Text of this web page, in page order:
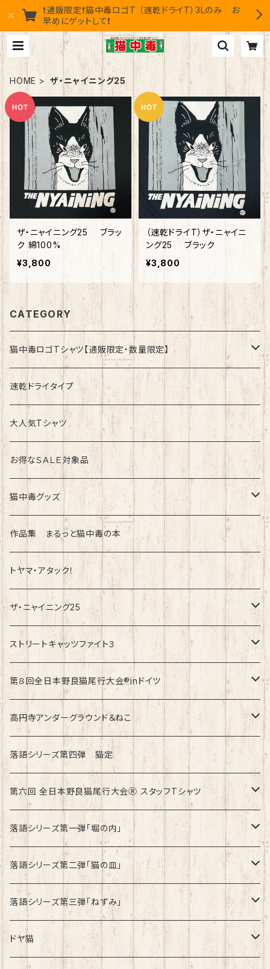
❗通販限定❗猫中毒ロゴT （速乾ドライT）3Lのみ お
早めにゲットして❗
HOME ザ・ニャイニング25
ザ・ニャイニング25 ブラッ
ク 綿100%
¥3,800
（速乾ドライT）ザ・ニャイニ
ング25 ブラック
¥3,800
CATEGORY
猫中毒ロゴTシャツ【通販限定・数量限定】
速乾ドライタイプ
綿100%ノーマルタイプ
速乾ドライタイプ
大人気Tシャツ
お得なＳＡＬＥ対象品
猫中毒グッズ
ラバーバンド（ブレスレット・リストバンド）
作品集 まるっと猫中毒の本
トヤマ・アタック！
ザ・ニャイニング25
速乾ドライタイプ
綿100%ノーマルタイプ
ストリートキャッツファイト３
速乾ドライタイプ
綿100%ノーマルタイプ
第８回全日本野良猫尾行大会®︎inドイツ
第8回全日本野良猫尾行大会®︎inドイツ Light
第8回全日本野良猫尾行大会®︎inドイツ Dark
高円寺アンダーグラウンド＆ねこ
綿100%ノーマルタイプ
落語シリーズ第四弾 猫定
第六回 全日本野良猫尾行大会Ⓡ スタッフTシャツ
速乾ドライタイプ
綿100%ノーマルタイプ
落語シリーズ第一弾「堀の内」
速乾ドライタイプ
落語シリーズ第二弾「猫の皿」
速乾ドライタイプ
落語シリーズ第三弾「ねずみ」
速乾ドライタイプ
ドヤ猫